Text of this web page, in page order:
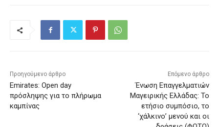
Προηγούμενο άρθρο
Emirates: Open day
πρόσληψης για το πλήρωμα
καμπίνας
Επόμενο άρθρο
Ένωση Επαγγελματιών
Μαγειρικής Ελλάδας: Το
ετήσιο συμπόσιο, το
‘χάλκινο’ μενού και οι